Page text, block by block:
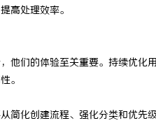
高处理效率。
他们的体验至关重要。持续优
。
简化创建流程、强化分类和优